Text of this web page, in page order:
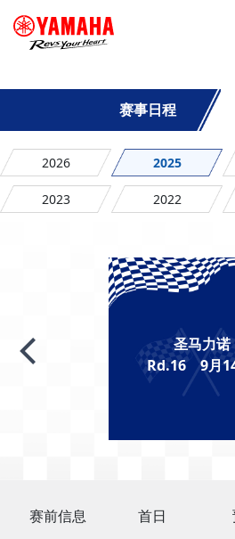
赛事日程
2026 2025
2023 2022
圣马力诺
Rd.16 9月
赛前信息 首日